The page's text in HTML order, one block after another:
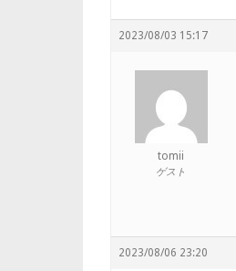
2023/08/03 15:17
tomii
ゲスト
2023/08/06 23:20